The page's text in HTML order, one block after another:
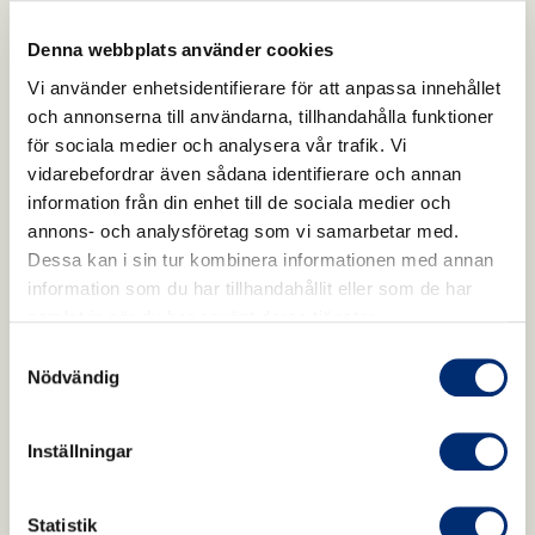
Denna webbplats använder cookies
Vi använder enhetsidentifierare för att anpassa innehållet
och annonserna till användarna, tillhandahålla funktioner
för sociala medier och analysera vår trafik. Vi
vidarebefordrar även sådana identifierare och annan
information från din enhet till de sociala medier och
annons- och analysföretag som vi samarbetar med.
Dessa kan i sin tur kombinera informationen med annan
information som du har tillhandahållit eller som de har
Nödvändig
Inställningar
Statistik
Matsmältningen börjar redan i munnen. När vi
tuggar maten ordentligt bryts den ner
mekaniskt samtidigt som salivens enzymer
påbörjar nedbrytningen av vissa näringsämnen.
Att äta i lugn takt kan dessutom göra det
lättare att uppmärksamma kroppens
mättnadssignaler.
flera saker samtidigt är det lätt att äta
snabbare och mindre medvetet. Försök att
låta måltiden få vara en stund för mat, samtal
och närvaro. Det kan bidra till en bättre
måltidsupplevelse och ökad medvetenhet om